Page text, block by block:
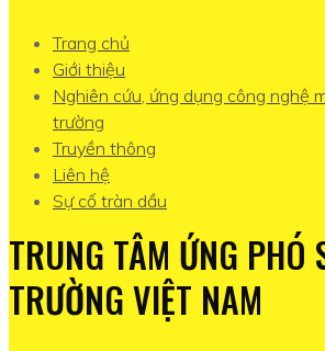
Trang chủ
Giới thiệu
Nghiên cứu, ứng dụng công nghệ
trường
Truyền thông
Liên hệ
Sự cố tràn dầu
TRUNG TÂM ỨNG PHÓ
TRƯỜNG VIỆT NAM